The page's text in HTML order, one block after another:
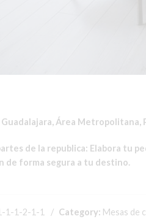
Guadalajara, Área Metropolitana,
de la republica: Elabora tu
de forma segura a tu destino.
1-1-2-1-1 Category: Mesas de